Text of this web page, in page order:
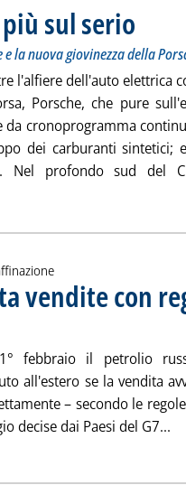
sul serio
la nuova giovinezza della
l'alfiere dell'auto elettrica
Porsche, che pure
da cronoprogramma
dei carburanti sintetici;
Nel profondo sud del
vendite con
mercoledì 28 dicembre 2022 alle 11.33.
febbraio il petrolio
all'estero se la vendita
– secondo le
decise dai Paesi del G7...